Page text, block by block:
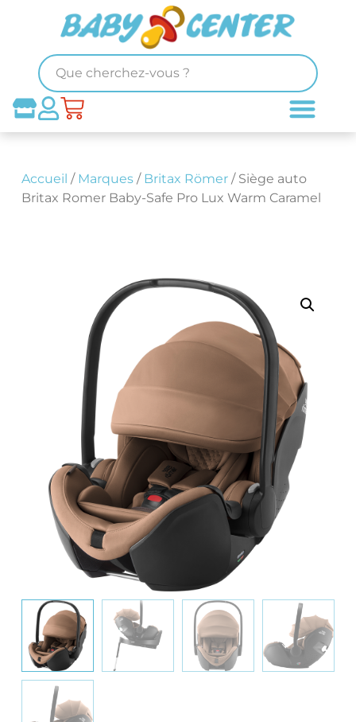
Accueil / Marques/ Britax Römer/ Siège auto
Britax Romer Baby-Safe Pro Lux Warm Caramel